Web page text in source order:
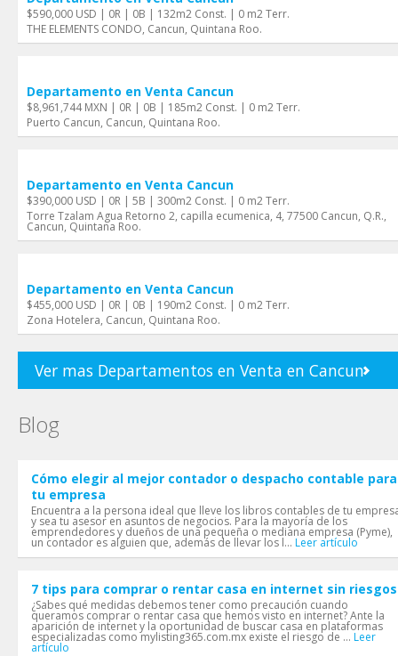
$590,000 USD | 0R | 0B | 132m2 Const. | 0 m2 Terr.
THE ELEMENTS CONDO, Cancun, Quintana Roo.
Departamento en Venta Cancun
$8,961,744 MXN | 0R | 0B | 185m2 Const. | 0 m2 Terr.
Puerto Cancun, Cancun, Quintana Roo.
Departamento en Venta Cancun
$390,000 USD | 0R | 5B | 300m2 Const. | 0 m2 Terr.
Torre Tzalam Agua Retorno 2, capilla ecumenica, 4, 77500 Cancun, Q.R.,
Cancun, Quintana Roo.
Departamento en Venta Cancun
$455,000 USD | 0R | 0B | 190m2 Const. | 0 m2 Terr.
Zona Hotelera, Cancun, Quintana Roo.
Ver mas Departamentos en Venta en Cancun
Blog
Cómo elegir al mejor contador o despacho contable para
tu empresa
Encuentra a la persona ideal que lleve los libros contables de tu
y sea tu asesor en asuntos de negocios. Para la mayoría de los
emprendedores y dueños de una pequeña o mediana empresa (Pyme),
un contador es alguien que, además de llevar los l... Leer artículo
7 tips para comprar o rentar casa en internet sin riesgos
¿Sabes qué medidas debemos tener como precaución cuando
queramos comprar o rentar casa que hemos visto en internet? Ante la
aparición de internet y la oportunidad de buscar casa en plataformas
especializadas como mylisting365.com.mx existe el riesgo de ... Leer
artículo